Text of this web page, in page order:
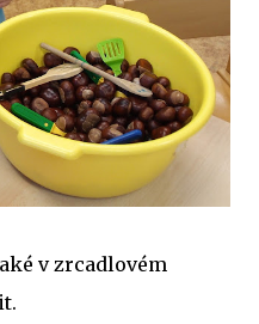
v zrcadlovém